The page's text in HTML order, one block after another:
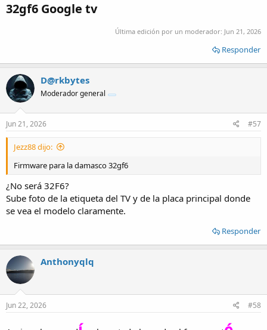
32gf6 Google tv​
Última edición por un moderador: Jun 21, 2026
Responder
D@rkbytes
Moderador general
Jun 21, 2026 #57
Jezz88 dijo:
Firmware para la damasco 32gf6
¿No será 32F6?
Sube foto de la etiqueta del TV y de la placa principal donde
se vea el modelo claramente.
Responder
Anthonyqlq
Jun 22, 2026 #58